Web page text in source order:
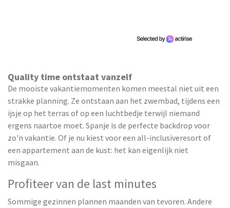
Quality time ontstaat vanzelf
De mooiste vakantiemomenten komen meestal niet uit een
strakke planning. Ze ontstaan aan het zwembad, tijdens een
ijsje op het terras of op een luchtbedje terwijl niemand
ergens naartoe moet. Spanje is de perfecte backdrop voor
zo'n vakantie. Of je nu kiest voor een all-inclusiveresort of
een appartement aan de kust: het kan eigenlijk niet
misgaan.
Profiteer van de last minutes
Sommige gezinnen plannen maanden van tevoren. Andere